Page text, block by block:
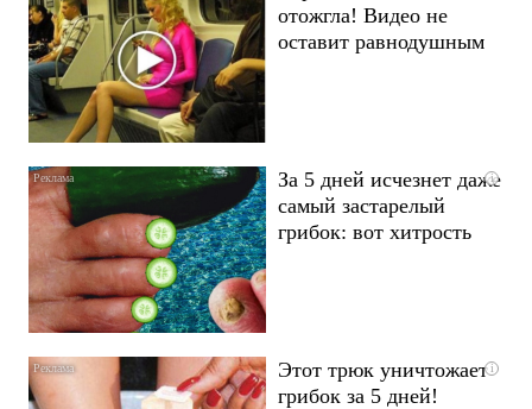
отожгла! Видео не
оставит равнодушным
i
За 5 дней исчезнет даже
самый застарелый
грибок: вот хитрость
i
Этот трюк уничтожает
грибок за 5 дней!